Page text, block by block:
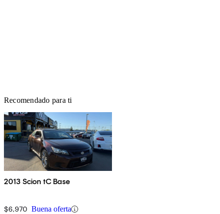
Recomendado para ti
2013 Scion tC Base
$6,970 Buena oferta